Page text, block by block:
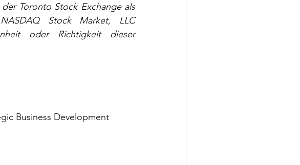
Toronto Stock Exchange als
Stock Market, LLC
oder Richtigkeit dieser
Business Development